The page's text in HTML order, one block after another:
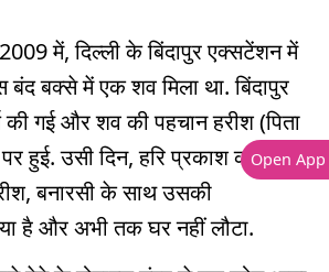
में, दिल्ली के बिंदापुर एक्सटेंशन में
बंद बक्से में एक शव मिला था. बिंदापुर
गई और शव की पहचान हरीश (पिता
हुई. उसी दिन, हरि प्रकाश की पत्नी
बनारसी के साथ उसकी
है और अभी तक घर नहीं लौटा.
Open App